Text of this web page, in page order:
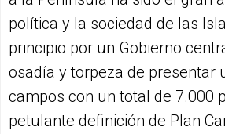
política y la sociedad de las
principio por un Gobierno
osadía y torpeza de presentar
campos con un total de 7.000
petulante definición de Plan